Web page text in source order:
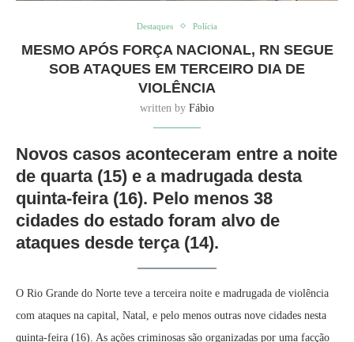
Destaques Polícia
MESMO APÓS FORÇA NACIONAL, RN SEGUE
SOB ATAQUES EM TERCEIRO DIA DE
VIOLÊNCIA
written by Fábio
Novos casos aconteceram entre a noite
de quarta (15) e a madrugada desta
quinta-feira (16). Pelo menos 38
cidades do estado foram alvo de
ataques desde terça (14).
O Rio Grande do Norte teve a terceira noite e madrugada de violência
com ataques na capital, Natal, e pelo menos outras nove cidades nesta
quinta-feira (16). As ações criminosas são organizadas por uma facção